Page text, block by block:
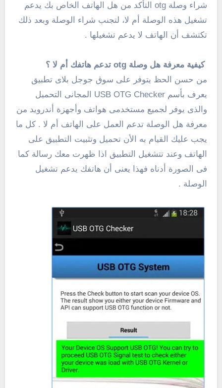
شراء وصلة otg التأكد من هل الهاتف الخاص بك يدعم
تشغيل هذه الوصلة أم لا، لتجنب شراء الوصلة وبعد ذلك
تكتشف أن الهاتف لا يدعم تشغيلها .
كيفية معرفة هل وصلة otg تدعم هاتفك أم لا ؟
من حسن الحظ يتوفر على سوق جوجل بلاى تطبيق
يعرف بأسم USB OTG Checker المجانى التحميل
والذى يوفر لجميع مستخدمى هواتف وأجهزة أندرويد من
معرفة هل الوصلة تدعم العمل على الهاتف أم لا . كل ما
يجب عليك القيام به الأن تحميل وتثبيت التطبيق على
الهاتف وعند تتشغيل التطبيق اذا ظهرت معك رسالة كما
فى الصورة أدناه فهذا يعنى أن هاتفك يدعم تشغيل
الوصلة .